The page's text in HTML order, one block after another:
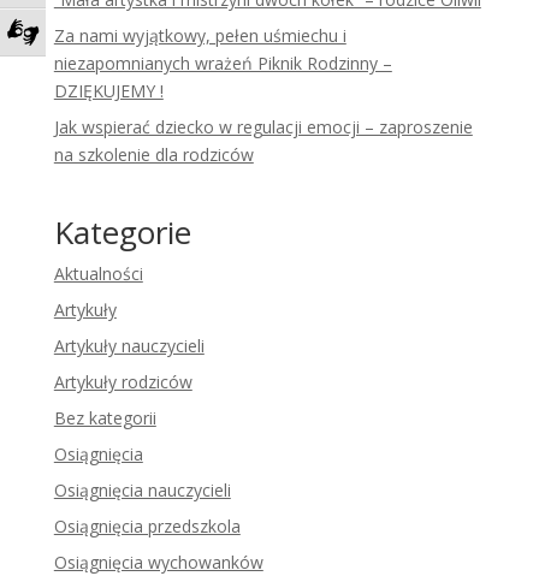
Zadzwoń do tłumacza języka migowego
Za nami wyjątkowy, pełen uśmiechu i
niezapomnianych wrażeń Piknik Rodzinny –
DZIĘKUJEMY !
Jak wspierać dziecko w regulacji emocji – zaproszenie
na szkolenie dla rodziców
Kategorie
Aktualności
Artykuły
Artykuły nauczycieli
Artykuły rodziców
Bez kategorii
Osiągnięcia
Osiągnięcia nauczycieli
Osiągnięcia przedszkola
Osiągnięcia wychowanków